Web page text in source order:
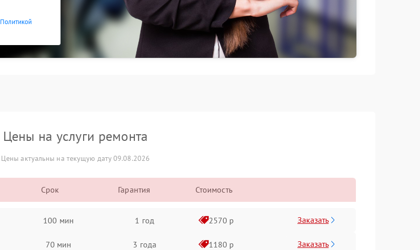
Политикой
Цены на услуги ремонта
Цены актуальны на текущую дату 09.08.2026
Срок Гарантия Стоимость
100 мин 1 год 2570 р Заказать
70 мин 3 года 1180 р Заказать